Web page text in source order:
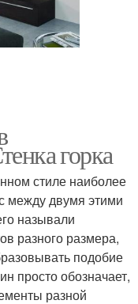
горка
стиле наиболее
между двумя этими
называли
разного размера,
подобие
просто обозначает,
разной